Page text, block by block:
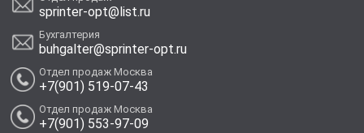
sprinter-opt@list.ru
Бухгалтерия
buhgalter@sprinter-opt.ru
Отдел продаж Москва
+7(901) 519-07-43
Отдел продаж Москва
+7(901) 553-97-09